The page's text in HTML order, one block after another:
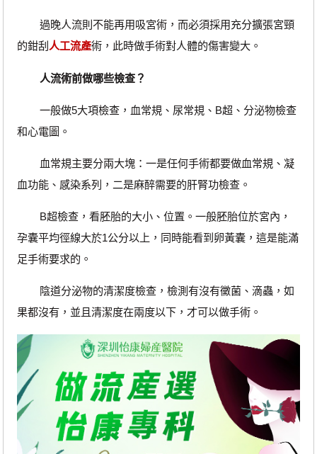
過晚人流則不能再用吸宮術，而必須採用充分擴張宮頸
的鉗刮 人工流產術，此時做手術對人體的傷害變大。
人流術前做哪些檢查？
一般做5大項檢查，血常規、尿常規、B超、分泌物檢查
和心電圖。
血常規主要分兩大塊：一是任何手術都要做血常規、凝
血功能、感染系列，二是麻醉需要的肝腎功檢查。
B超檢查，看胚胎的大小、位置。一般胚胎位於宮內，
孕囊平均徑線大於1公分以上，同時能看到卵黃囊，這是能滿
足手術要求的。
陰道分泌物的清潔度檢查，檢測有沒有黴菌、滴蟲，如
果都沒有，並且清潔度在兩度以下，才可以做手術。